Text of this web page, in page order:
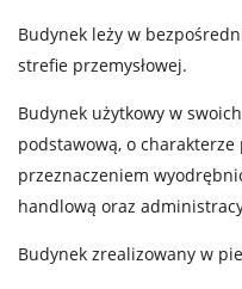
Budynek leży w
strefie przemysłowej.
Budynek użytkowy w
podstawową, o
przeznaczeniem
handlową oraz
Budynek zrealizowany w